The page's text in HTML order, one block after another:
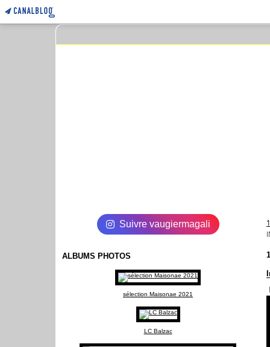
Suivre vaugiermagali
ALBUMS PHOTOS
sélection Maisonae 2021
LC Balzac